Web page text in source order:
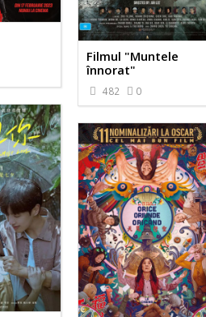
Filmul "Muntele
înnorat"
482 0